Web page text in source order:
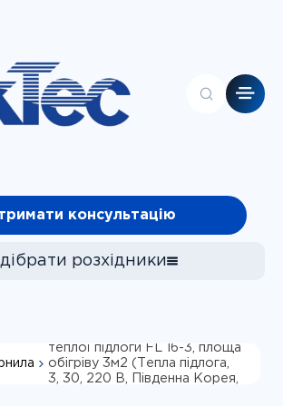
консультацію
розхідники
Підібрати
Головна
Контакти
Клієнтам
теплої підлоги FL 16-3, площа
обігріву 3м2 (Тепла підлога,
3, 30, 220 В, Південна Корея,